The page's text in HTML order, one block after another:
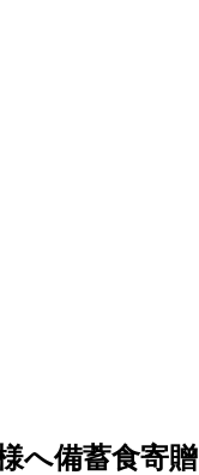
へ備蓄食寄贈